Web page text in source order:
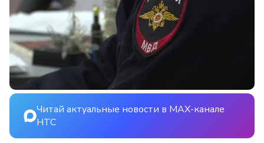
Читай актуальные новости в MAX-канале
НТС